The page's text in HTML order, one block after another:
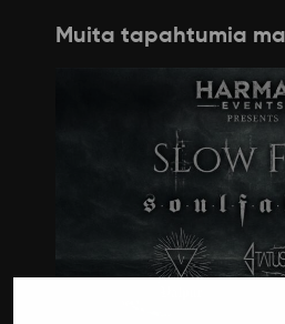
Muita tapahtumia